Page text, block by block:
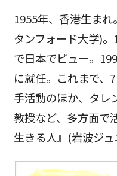
1955年、香港生ま
タンフォード大学)。
で日本でビュー。
に就任。これまで、
手活動のほか、タレ
教授など、多方面で
生きる人』(岩波ジ